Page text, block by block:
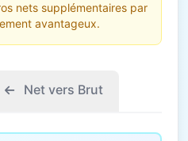
nets supplémentaires par
avantageux.
Net vers Brut